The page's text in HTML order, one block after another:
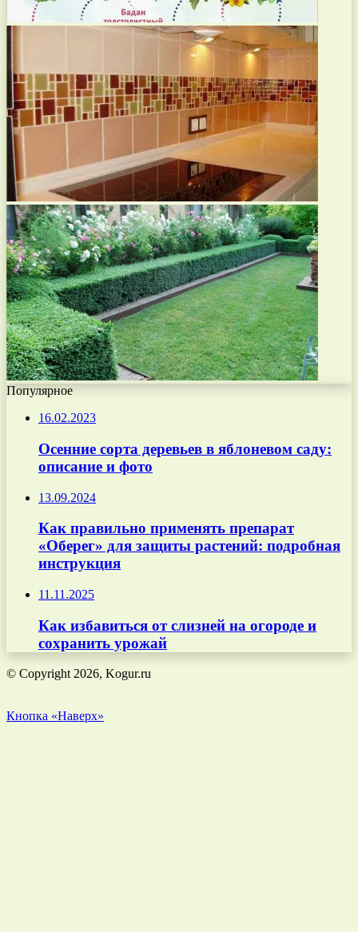
Популярное
16.02.2023
Осенние сорта деревьев в яблоневом саду:
описание и фото
13.09.2024
Как правильно применять препарат
«Оберег» для защиты растений: подробная
инструкция
11.11.2025
Как избавиться от слизней на огороде и
сохранить урожай
© Copyright 2026, Kogur.ru
Кнопка «Наверх»